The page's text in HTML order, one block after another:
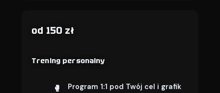
od 150 zł
Trening personalny
Program 1:1 pod Twój cel i grafik